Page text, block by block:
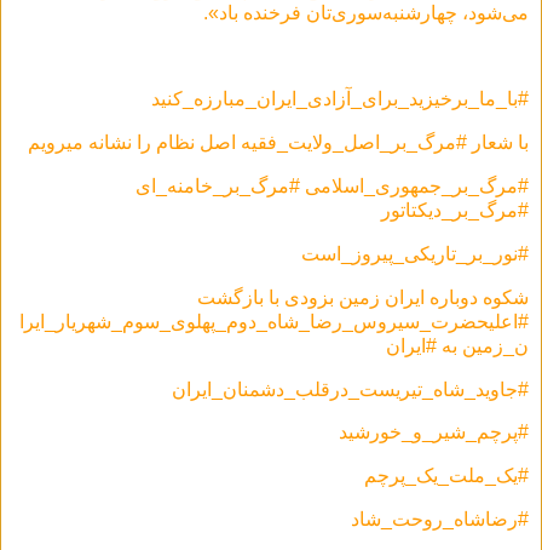
می‌شود، چهارشنبه‌سوری‌تان فرخنده باد».
#با_ما_برخیزید_برای_آزادی_ایران_مبارزه_کنید
با شعار #مرگ_بر_اصل_ولایت_فقیه اصل نظام را نشانه میرویم
#مرگ_بر_جمهوری_اسلامی #مرگ_بر_خامنه_ای
#مرگ_بر_دیکتاتور
شکوه دوباره ایران زمین بزودی با بازگشت
#اعلیحضرت_سیروس_رضا_شاه_دوم_پهلوی_سوم_شهریار_ایرا
ن_زمین به #ایران
#جاوید_شاه_تیریست_درقلب_دشمنان_ایران
#پرچم_شیر_و_خورشید
#یک_ملت_یک_پرچم
#رضاشاه_روحت_شاد